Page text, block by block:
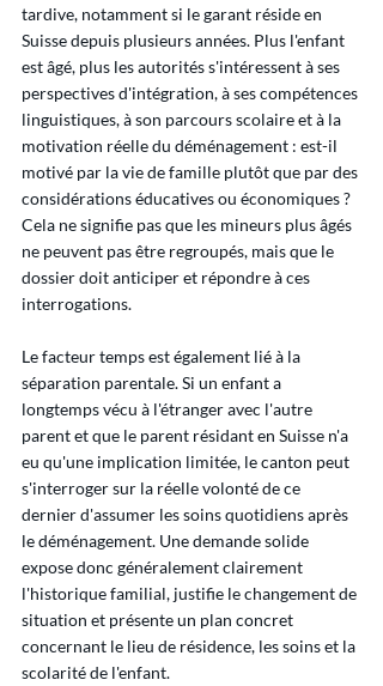
tardive, notamment si le garant réside en
Suisse depuis plusieurs années. Plus l'enfant
est âgé, plus les autorités s'intéressent à ses
perspectives d'intégration, à ses compétences
linguistiques, à son parcours scolaire et à la
motivation réelle du déménagement : est-il
motivé par la vie de famille plutôt que par des
considérations éducatives ou économiques ?
Cela ne signifie pas que les mineurs plus âgés
ne peuvent pas être regroupés, mais que le
dossier doit anticiper et répondre à ces
interrogations.
Le facteur temps est également lié à la
séparation parentale. Si un enfant a
longtemps vécu à l'étranger avec l'autre
parent et que le parent résidant en Suisse n'a
eu qu'une implication limitée, le canton peut
s'interroger sur la réelle volonté de ce
dernier d'assumer les soins quotidiens après
le déménagement. Une demande solide
expose donc généralement clairement
l'historique familial, justifie le changement de
situation et présente un plan concret
concernant le lieu de résidence, les soins et la
scolarité de l'enfant.